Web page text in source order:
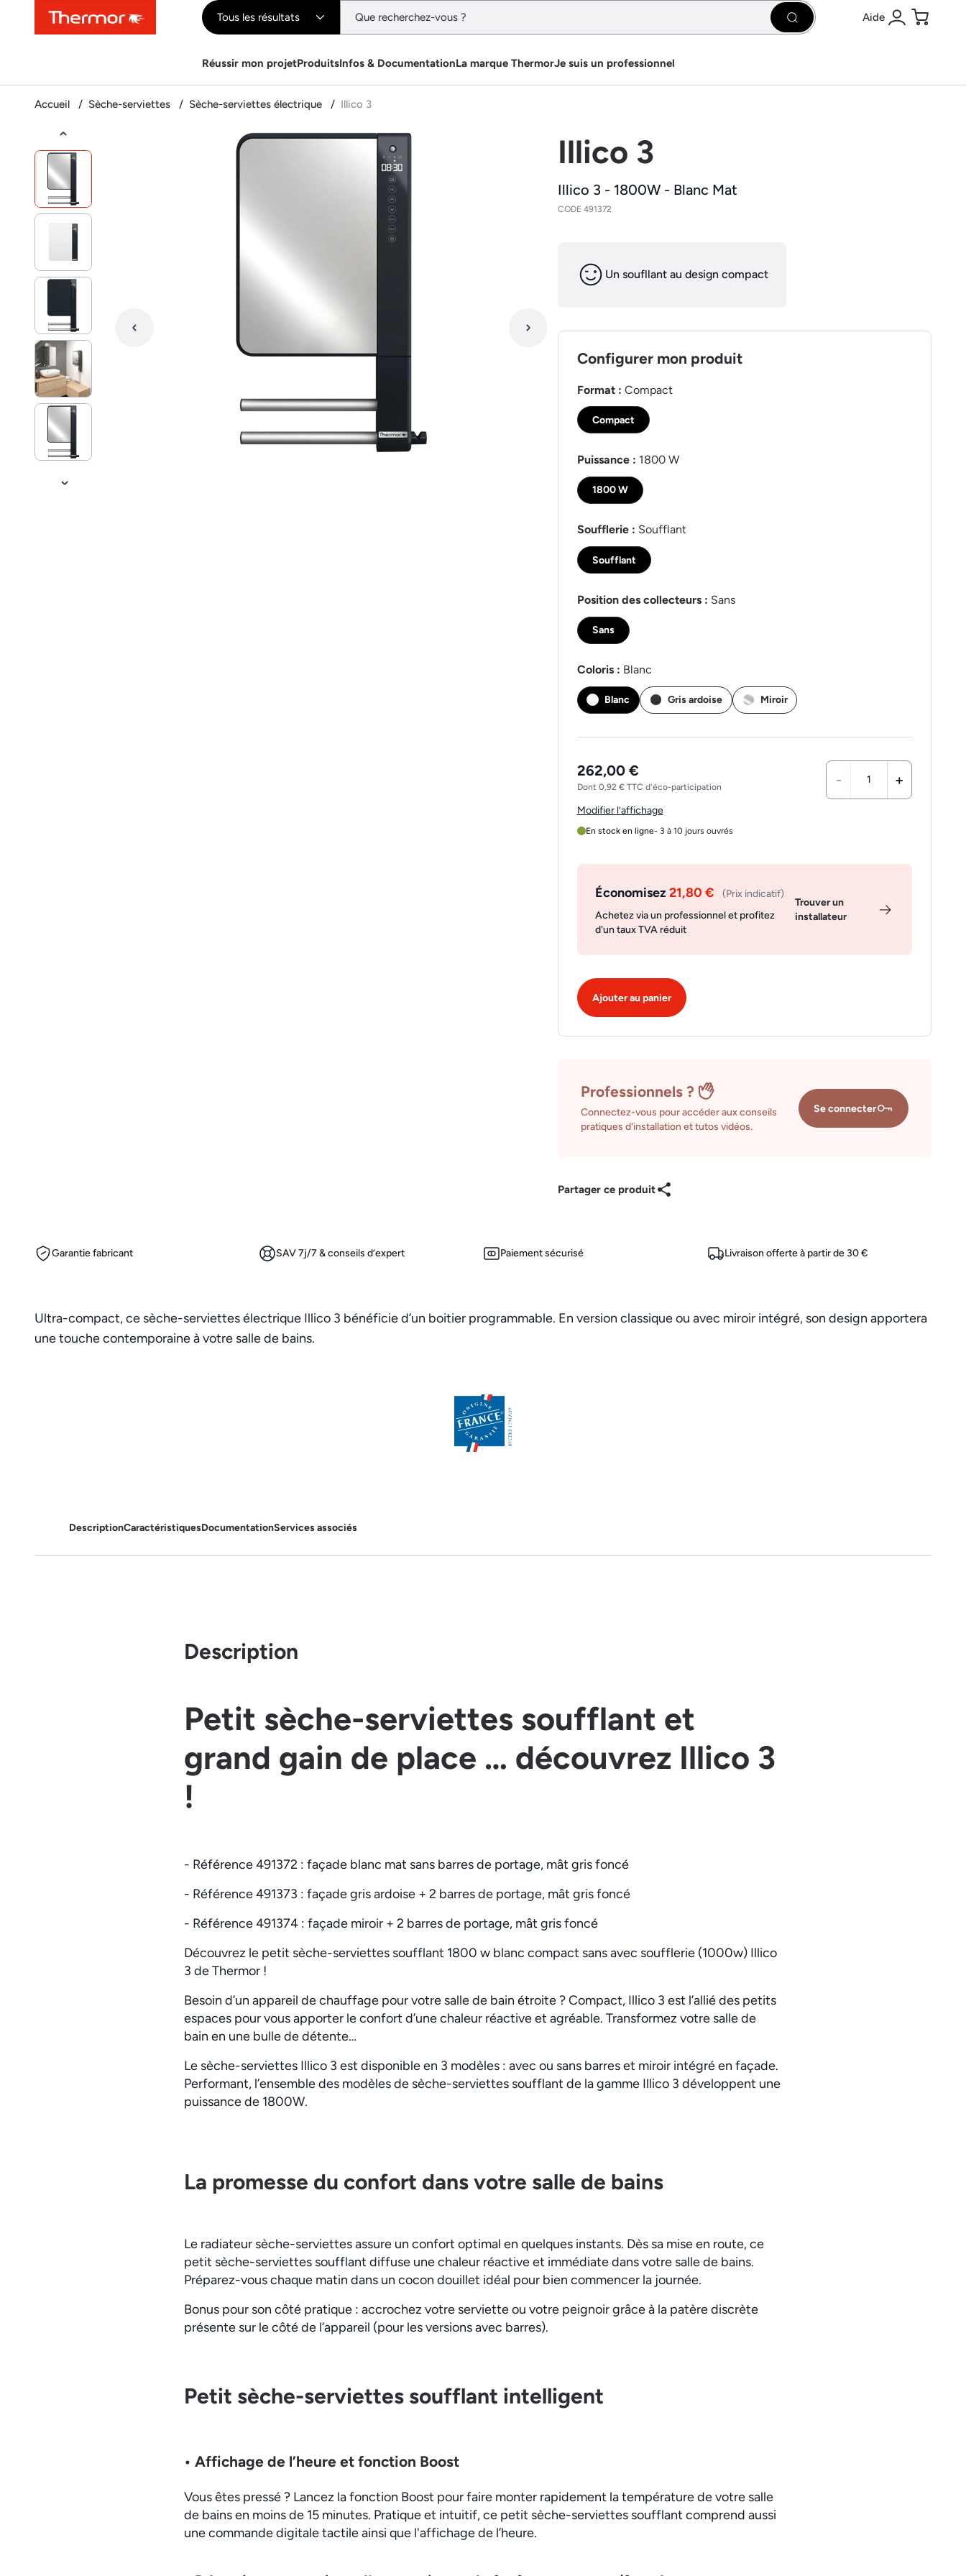
ContenuMenuRecherche Tous les résultats Rechercher Aide
Se connecter
Panier
Réussir mon projetProduitsInfos & DocumentationLa marque ThermorJe suis un professionnel
Accueil Sèche-serviettes Sèche-serviettes électrique Illico 3
Illico 3
Illico 3 - 1800W - Blanc Mat
CODE 491372
Un soufllant au design compact
Configurer mon produit
Format : Compact
Compact
Puissance : 1800 W
1800 W
Soufflerie : Soufflant
Soufflant
Position des collecteurs : Sans
Sans
Coloris : Blanc
Blanc Gris ardoise Miroir
262,00 €
Dont 0,92 € TTC d'éco-participation - +
Modifier l’affichage
En stock en ligne- 3 à 10 jours ouvrés
Économisez21,80 €
(Prix indicatif)
Achetez via un professionnel et profitez
d'un taux TVA réduit
Trouver un
installateur
Ajouter au panier
Professionnels ?
Connectez-vous pour accéder aux conseils
pratiques d'installation et tutos vidéos.
Se connecter
Partager ce produit
Garantie fabricant SAV 7j/7 & conseils d’expert Paiement sécurisé Livraison offerte à partir de 30 €
Ultra-compact, ce sèche-serviettes électrique Illico 3 bénéficie d’un boitier programmable. En version classique ou avec miroir intégré, son design apportera
une touche contemporaine à votre salle de bains.
DescriptionCaractéristiquesDocumentationServices associés
Description
Petit sèche-serviettes soufflant et
grand gain de place … découvrez Illico 3
!
- Référence 491372 : façade blanc mat sans barres de portage, mât gris foncé
- Référence 491373 : façade gris ardoise + 2 barres de portage, mât gris foncé
- Référence 491374 : façade miroir + 2 barres de portage, mât gris foncé
Découvrez le petit sèche-serviettes soufflant 1800 w blanc compact sans avec soufflerie (1000w) Illico
3 de Thermor !
Besoin d’un appareil de chauffage pour votre salle de bain étroite ? Compact, Illico 3 est l’allié des petits
espaces pour vous apporter le confort d’une chaleur réactive et agréable. Transformez votre salle de
bain en une bulle de détente…
Le sèche-serviettes Illico 3 est disponible en 3 modèles : avec ou sans barres et miroir intégré en façade.
Performant, l’ensemble des modèles de sèche-serviettes soufflant de la gamme Illico 3 développent une
puissance de 1800W.
La promesse du confort dans votre salle de bains
Le radiateur sèche-serviettes assure un confort optimal en quelques instants. Dès sa mise en route, ce
petit sèche-serviettes soufflant diffuse une chaleur réactive et immédiate dans votre salle de bains.
Préparez-vous chaque matin dans un cocon douillet idéal pour bien commencer la journée.
Bonus pour son côté pratique : accrochez votre serviette ou votre peignoir grâce à la patère discrète
présente sur le côté de l’appareil (pour les versions avec barres).
Petit sèche-serviettes soufflant intelligent
• Affichage de l’heure et fonction Boost
Vous êtes pressé ? Lancez la fonction Boost pour faire monter rapidement la température de votre salle
de bains en moins de 15 minutes. Pratique et intuitif, ce petit sèche-serviettes soufflant comprend aussi
une commande digitale tactile ainsi que l'affichage de l’heure.